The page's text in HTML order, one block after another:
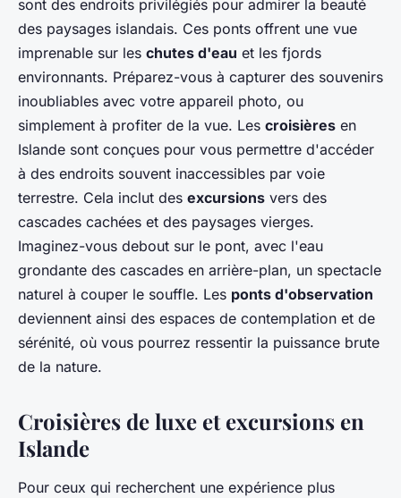
sont des endroits privilégiés pour admirer la beauté
des paysages islandais. Ces ponts offrent une vue
imprenable sur les chutes d'eau et les fjords
environnants. Préparez-vous à capturer des souvenirs
inoubliables avec votre appareil photo, ou
simplement à profiter de la vue. Les croisières en
Islande sont conçues pour vous permettre d'accéder
à des endroits souvent inaccessibles par voie
terrestre. Cela inclut des excursions vers des
cascades cachées et des paysages vierges.
Imaginez-vous debout sur le pont, avec l'eau
grondante des cascades en arrière-plan, un spectacle
naturel à couper le souffle. Les ponts d'observation
deviennent ainsi des espaces de contemplation et de
sérénité, où vous pourrez ressentir la puissance brute
de la nature.
Croisières de luxe et excursions en
Islande
Pour ceux qui recherchent une expérience plus